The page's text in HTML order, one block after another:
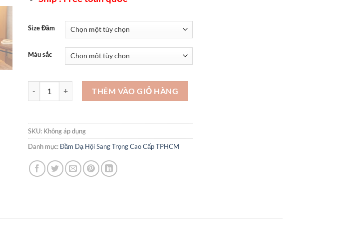
Size Đầm
Màu sắc
Đầm dạ hội cao cấp đầm nhung cao cấp trẻ trung hạnh phúc - VDH69 số lượng
THÊM VÀO GIỎ HÀNG
SKU: Không áp dụng
Danh mục:Đầm Dạ Hội Sang Trọng Cao Cấp TPHCM